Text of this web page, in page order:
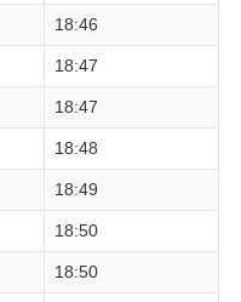
18:46
18:47
18:47
18:48
18:49
18:50
18:50